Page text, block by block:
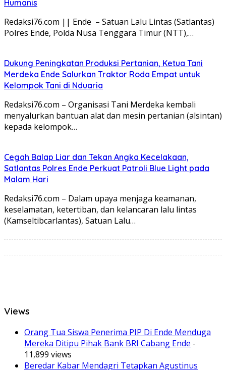
Humanis
Redaksi76.com || Ende – Satuan Lalu Lintas (Satlantas)
Polres Ende, Polda Nusa Tenggara Timur (NTT),…
Dukung Peningkatan Produksi Pertanian, Ketua Tani
Merdeka Ende Salurkan Traktor Roda Empat untuk
Kelompok Tani di Nduaria
Redaksi76.com – Organisasi Tani Merdeka kembali
menyalurkan bantuan alat dan mesin pertanian (alsintan)
kepada kelompok…
Cegah Balap Liar dan Tekan Angka Kecelakaan,
Satlantas Polres Ende Perkuat Patroli Blue Light pada
Malam Hari
Redaksi76.com – Dalam upaya menjaga keamanan,
keselamatan, ketertiban, dan kelancaran lalu lintas
(Kamseltibcarlantas), Satuan Lalu…
Views
Orang Tua Siswa Penerima PIP Di Ende Menduga
Mereka Ditipu Pihak Bank BRI Cabang Ende -
11,899 views
Beredar Kabar Mendagri Tetapkan Agustinus